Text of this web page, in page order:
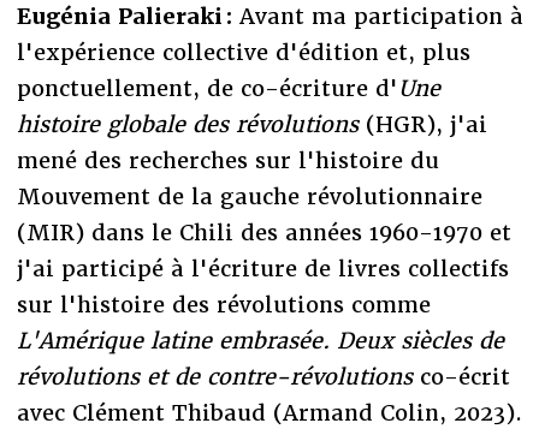
Eugénia Palieraki : Avant ma participation à
l'expérience collective d'édition et, plus
ponctuellement, de co-écriture d'Une
histoire globale des révolutions(HGR), j'ai
mené des recherches sur l'histoire du
Mouvement de la gauche révolutionnaire
(MIR) dans le Chili des années 1960-1970 et
j'ai participé à l'écriture de livres collectifs
sur l'histoire des révolutions comme
L'Amérique latine embrasée. Deux siècles de
révolutions et de contre-révolutionsco-écrit
avec Clément Thibaud (Armand Colin, 2023).